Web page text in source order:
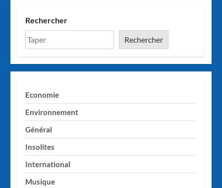
Rechercher
Rechercher
Economie
Environnement
Général
Insolites
International
Musique